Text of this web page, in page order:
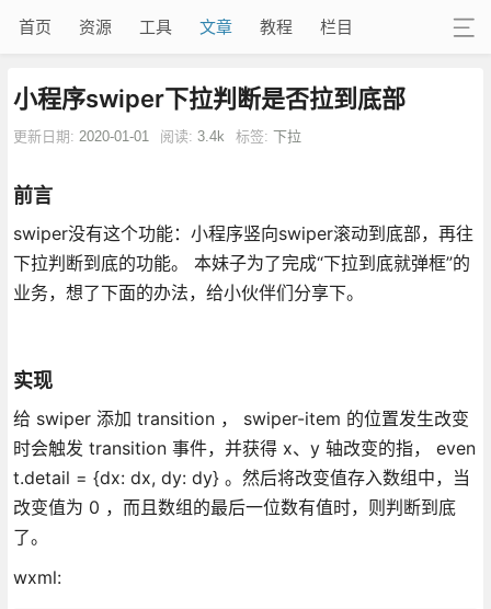
首页 资源 工具 文章 教程 栏目
小程序swiper下拉判断是否拉到底部
更新日期: 2020-01-01 阅读: 3.4k 标签: 下拉
前言
swiper没有这个功能：小程序竖向swiper滚动到底部，再往
下拉判断到底的功能。 本妹子为了完成“下拉到底就弹框”的
业务，想了下面的办法，给小伙伴们分享下。
实现
给 swiper 添加 transition ， swiper-item 的位置发生改变
时会触发 transition 事件，并获得 x、y 轴改变的指， even
t.detail = {dx: dx, dy: dy} 。然后将改变值存入数组中，当
改变值为 0 ，而且数组的最后一位数有值时，则判断到底
了。
wxml: